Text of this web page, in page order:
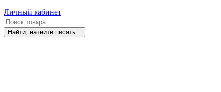
Личный кабинет
Найти, начните писать...